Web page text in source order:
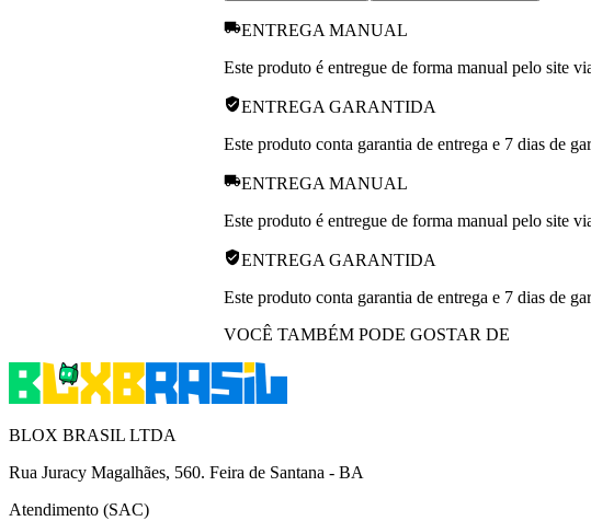
ENTREGA MANUAL
Este produto é entregue de forma manual pelo site
ENTREGA GARANTIDA
Este produto conta garantia de entrega e 7 dias de
ENTREGA MANUAL
Este produto é entregue de forma manual pelo site
ENTREGA GARANTIDA
Este produto conta garantia de entrega e 7 dias de
VOCÊ TAMBÉM PODE GOSTAR DE
BLOX BRASIL LTDA
Rua Juracy Magalhães, 560. Feira de Santana - BA
Atendimento (SAC)